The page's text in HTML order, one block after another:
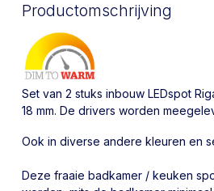
Productomschrijving
Set van 2 stuks inbouw LEDspot
18 mm. De drivers worden
Ook in diverse andere kleuren en
Deze fraaie badkamer / keuken